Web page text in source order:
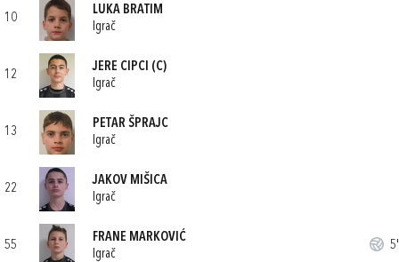
10
LUKA BRATIM
Igrač
12
JERE CIPCI (C)
Igrač
13
PETAR ŠPRAJC
Igrač
22
JAKOV MIŠICA
Igrač
55
FRANE MARKOVIĆ
Igrač
5'